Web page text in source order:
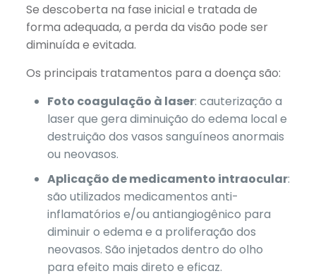
Se descoberta na fase inicial e tratada de
forma adequada, a perda da visão pode ser
diminuída e evitada.
Os principais tratamentos para a doença são:
Foto coagulação à laser: cauterização a
laser que gera diminuição do edema local e
destruição dos vasos sanguíneos anormais
ou neovasos.
Aplicação de medicamento intraocular:
são utilizados medicamentos anti-
inflamatórios e/ou antiangiogênico para
diminuir o edema e a proliferação dos
neovasos. São injetados dentro do olho
para efeito mais direto e eficaz.